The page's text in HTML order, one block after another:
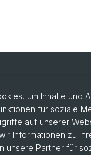
um Inhalte und
für soziale
auf unserer
Informationen zu
unsere Partner für